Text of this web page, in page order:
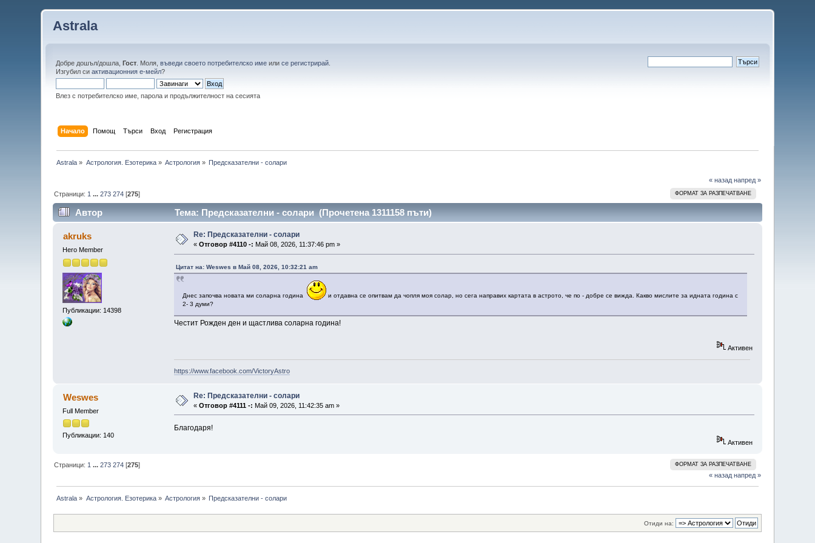
Astrala
Добре дошъл/дошла,Гост . Моля,въведи своето потребителско име илисе регистрирай
Изгубил сиактивационния е-мейл?
Влез с потребителско име, парола и продължителност на сесията
Начало Помощ Търси Вход Регистрация
Astrala » Астрология. Езотерика» Астрология » Предсказателни - солари
« назад напред »
ФОРМАТ ЗА РАЗПЕЧАТВАНЕ
Страници: 1 ...273 274 [275]
Автор Тема: Предсказателни - солари (Прочетена 1311158 пъти)
akruks
Hero Member
Публикации: 14398
Re: Предсказателни - солари
«Отговор #4110 -: Май 08, 2026, 11:37:46 pm »
Цитат на: Weswes в Май 08, 2026, 10:32:21 am
Днес започва новата ми соларна година
и отдавна се опитвам да чопля моя солар, но сега направих картата в астрото, че по - добре се вижда. Какво мислите за идната година с
2- 3 думи?
Честит Рожден ден и щастлива соларна година!
Активен
https://www.facebook.com/VictoryAstro
Weswes
Full Member
Публикации: 140
Re: Предсказателни - солари
«Отговор #4111 -: Май 09, 2026, 11:42:35 am »
Благодаря!
Активен
ФОРМАТ ЗА РАЗПЕЧАТВАНЕ
Страници: 1 ...273 274 [275]
« назад напред »
Astrala » Астрология. Езотерика» Астрология » Предсказателни - солари
Отиди на: